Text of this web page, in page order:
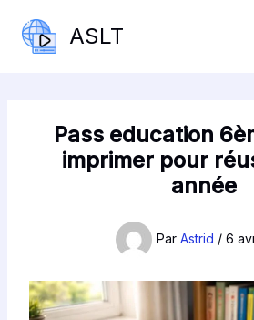
contenu
ASLT
Pass education
imprimer pour
année
Par Astrid / 6